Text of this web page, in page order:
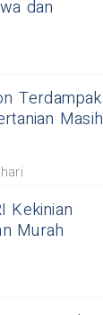
dan
Terdampak
Masih
Kekinian
Murah